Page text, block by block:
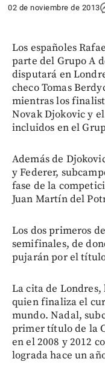
02 de noviembre de 2013
Los españoles
parte del Grupo A
disputará en
checo Tomas
mientras los
Novak Djokovic y
incluidos en el
Además de
y Federer,
fase de la
Juan Martín del
Los dos primeros
semifinales, de
pujarán por el
La cita de
quien finaliza el
mundo. Nadal,
primer título de la
en el 2008 y 2012
lograda hace un